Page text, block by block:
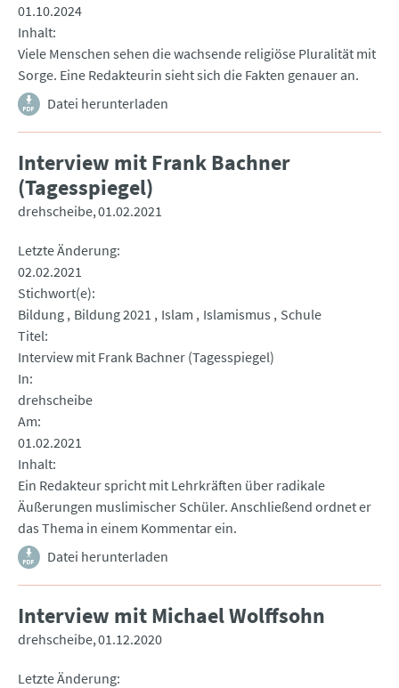
01.10.2024
Inhalt
Viele Menschen sehen die wachsende religiöse Pluralität mit
Sorge. Eine Redakteurin sieht sich die Fakten genauer an.
Datei herunterladen
Interview mit Frank Bachner
(Tagesspiegel)
drehscheibe 01.02.2021
Letzte Änderung
02.02.2021
Stichwort(e)
Bildung Bildung 2021 Islam Islamismus
Schule
Titel
Interview mit Frank Bachner (Tagesspiegel)
In
drehscheibe
Am
01.02.2021
Inhalt
Ein Redakteur spricht mit Lehrkräften über radikale
Äußerungen muslimischer Schüler. Anschließend ordnet er
das Thema in einem Kommentar ein.
Datei herunterladen
Interview mit Michael Wolffsohn
drehscheibe 01.12.2020
Letzte Änderung